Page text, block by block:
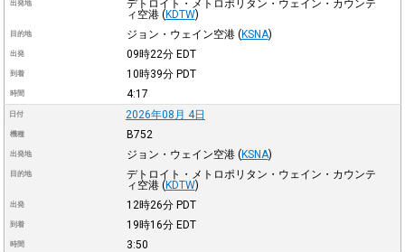
出発地
デトロイト・メトロポリタン・ウェイン・カウンテ
ィ空港 (KDTW)
目的地 ジョン・ウェイン空港 (KSNA)
出発 09時22分 EDT
到着 10時39分 PDT
時間 4:17
日付 2026年08月 4日
機種 B752
出発地 ジョン・ウェイン空港 (KSNA)
目的地
デトロイト・メトロポリタン・ウェイン・カウンテ
ィ空港 (KDTW)
出発 12時26分 PDT
到着 19時16分 EDT
時間 3:50